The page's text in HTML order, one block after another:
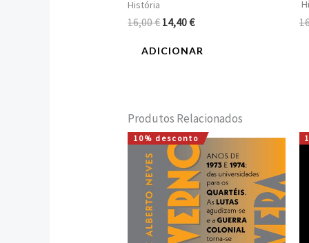
História
16,00€14,40€
ADICIONAR
Produtos Relacionados
10% desconto
O
preço
original
era:
22,00 €.
O
preço
atual
é:
19,80 €.